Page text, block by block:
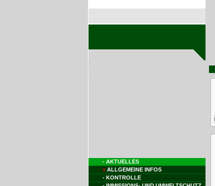
- AKTUELLES
+ ALLGEMEINE INFOS
- KONTROLLE